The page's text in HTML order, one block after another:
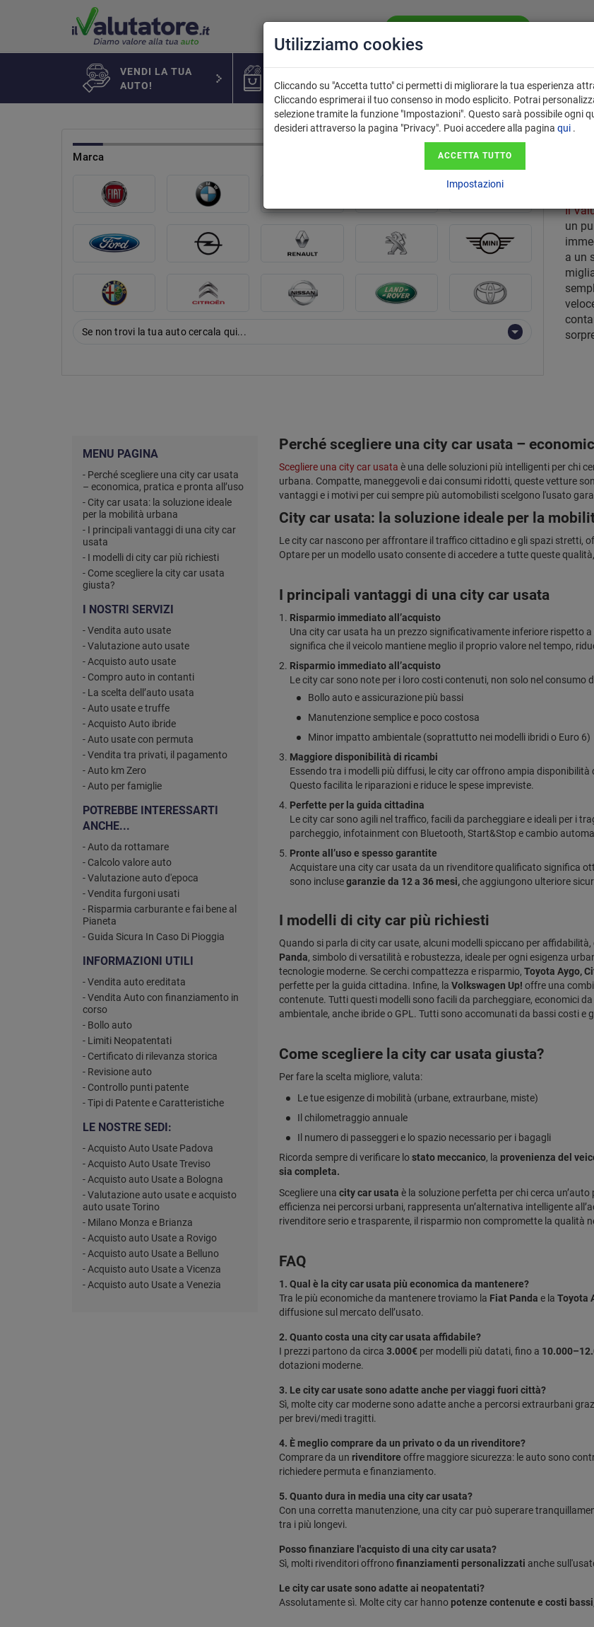
VENDI LA TUA
AUTO!
PERCHÉ USARE
IL VALUTATORE?
marca
Se non trovi la tua auto cercala qui...
Il
un
a un
MENU PAGINA
- Perché scegliere una city car usata
– economica, pratica e pronta all’uso
- City car usata: la soluzione ideale
per la mobilità urbana
- I principali vantaggi di una city car
usata
- I modelli di city car più richiesti
- Come scegliere la city car usata
giusta?
I NOSTRI SERVIZI
- Vendita auto usate
- Valutazione auto usate
- Acquisto auto usate
- Compro auto in contanti
- La scelta dell’auto usata
- Auto usate e truffe
- Acquisto Auto ibride
- Auto usate con permuta
- Vendita tra privati, il pagamento
- Auto km Zero
- Auto per famiglie
POTREBBE INTERESSARTI
ANCHE...
- Auto da rottamare
- Calcolo valore auto
- Valutazione auto d'epoca
- Vendita furgoni usati
- Risparmia carburante e fai bene al
Pianeta
- Guida Sicura In Caso Di Pioggia
INFORMAZIONI UTILI
- Vendita auto ereditata
- Vendita Auto con finanziamento in
corso
- Bollo auto
- Limiti Neopatentati
- Certificato di rilevanza storica
- Revisione auto
- Controllo punti patente
- Tipi di Patente e Caratteristiche
LE NOSTRE SEDI:
- Acquisto Auto Usate Padova
- Acquisto Auto Usate Treviso
- Acquisto auto Usate a Bologna
- Valutazione auto usate e acquisto
auto usate Torino
- Milano Monza e Brianza
- Acquisto auto Usate a Rovigo
- Acquisto auto Usate a Belluno
- Acquisto auto Usate a Vicenza
- Acquisto auto Usate a Venezia
Perché scegliere una city car usata –
Scegliere una city car usata è una delle soluzioni più intelligenti per chi
urbana. Compatte, maneggevoli e dai consumi ridotti, queste vetture
vantaggi e i motivi per cui sempre più automobilisti scelgono l'usato
City car usata: la soluzione ideale per la
Le city car nascono per affrontare il traffico cittadino e gli spazi stretti,
Optare per un modello usato consente di accedere a tutte queste
I principali vantaggi di una city car usata
Risparmio immediato all’acquisto
Una city car usata ha un prezzo significativamente inferiore rispetto
significa che il veicolo mantiene meglio il proprio valore nel tempo,
Risparmio immediato all’acquisto
Le city car sono note per i loro costi contenuti, non solo nel consumo
Bollo auto e assicurazione più bassi
Manutenzione semplice e poco costosa
Minor impatto ambientale (soprattutto nei modelli ibridi o Euro 6)
Maggiore disponibilità di ricambi
Essendo tra i modelli più diffusi, le city car offrono ampia
Questo facilita le riparazioni e riduce le spese impreviste.
Perfette per la guida cittadina
Le city car sono agili nel traffico, facili da parcheggiare e ideali per i
parcheggio, infotainment con Bluetooth, Start&Stop e cambio
Pronte all’uso e spesso garantite
Acquistare una city car usata da un rivenditore qualificato significa
sono inclusegaranzie da 12 a 36 mesi,che aggiungono ulteriore
I modelli di city car più richiesti
Quando si parla di city car usate, alcuni modelli spiccano per
Panda, simbolo di versatilità e robustezza, ideale per ogni esigenza
tecnologie moderne. Se cerchi compattezza e risparmio, Toyota Aygo,
perfette per la guida cittadina. Infine, la Volkswagen Up! offre una
contenute. Tutti questi modelli sono facili da parcheggiare, economici
ambientale, anche ibride o GPL. Tutti sono accomunati da bassi costi e
Come scegliere la city car usata giusta?
Per fare la scelta migliore, valuta:
Le tue esigenze di mobilità (urbane, extraurbane, miste)
Il chilometraggio annuale
Il numero di passeggeri e lo spazio necessario per i bagagli
Ricorda sempre di verificare lostato meccanico, la provenienza del
sia completa.
Scegliere una city car usata è la soluzione perfetta per chi cerca
efficienza nei percorsi urbani, rappresenta un’alternativa intelligente
rivenditore serio e trasparente, il risparmio non compromette la qualità
FAQ
1. Qual è la city car usata più economica da mantenere?
Tra le più economiche da mantenere troviamo la Fiat Panda e la Toyota
diffusione sul mercato dell’usato.
2. Quanto costa una city car usata affidabile?
I prezzi partono da circa 3.000€per modelli più datati, fino a
dotazioni moderne.
3. Le city car usate sono adatte anche per viaggi fuori città?
Sì, molte city car moderne sono adatte anche a percorsi extraurbani
per brevi/medi tragitti.
4. È meglio comprare da un privato o da un rivenditore?
Comprare da un rivenditore offre maggiore sicurezza: le auto sono
richiedere permuta e finanziamento.
5. Quanto dura in media una city car usata?
Con una corretta manutenzione, una city car può superare
tra i più longevi.
Posso finanziare l'acquisto di una city car usata?
Sì, molti rivenditori offronofinanziamenti personalizzati anche
Le city car usate sono adatte ai neopatentati?
Assolutamente sì. Molte city car hannopotenze contenute e costi
Utilizziamo cookies
Cliccando su "Accetta tutto" ci permetti di migliorare la tua esperienza
Cliccando esprimerai il tuo consenso in modo esplicito. Potrai
selezione tramite la funzione "Impostazioni". Questo sarà possibile ogni
desideri attraverso la pagina "Privacy". Puoi accedere alla pagina qui .
ACCETTA TUTTO
Impostazioni